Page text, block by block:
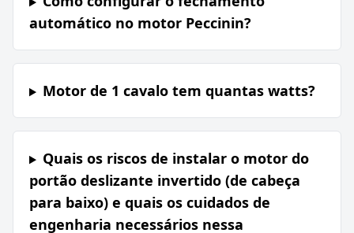
automático no motor Peccinin?
Motor de 1 cavalo tem quantas watts?
Quais os riscos de instalar o motor do
portão deslizante invertido (de cabeça
para baixo) e quais os cuidados de
engenharia necessários nessa